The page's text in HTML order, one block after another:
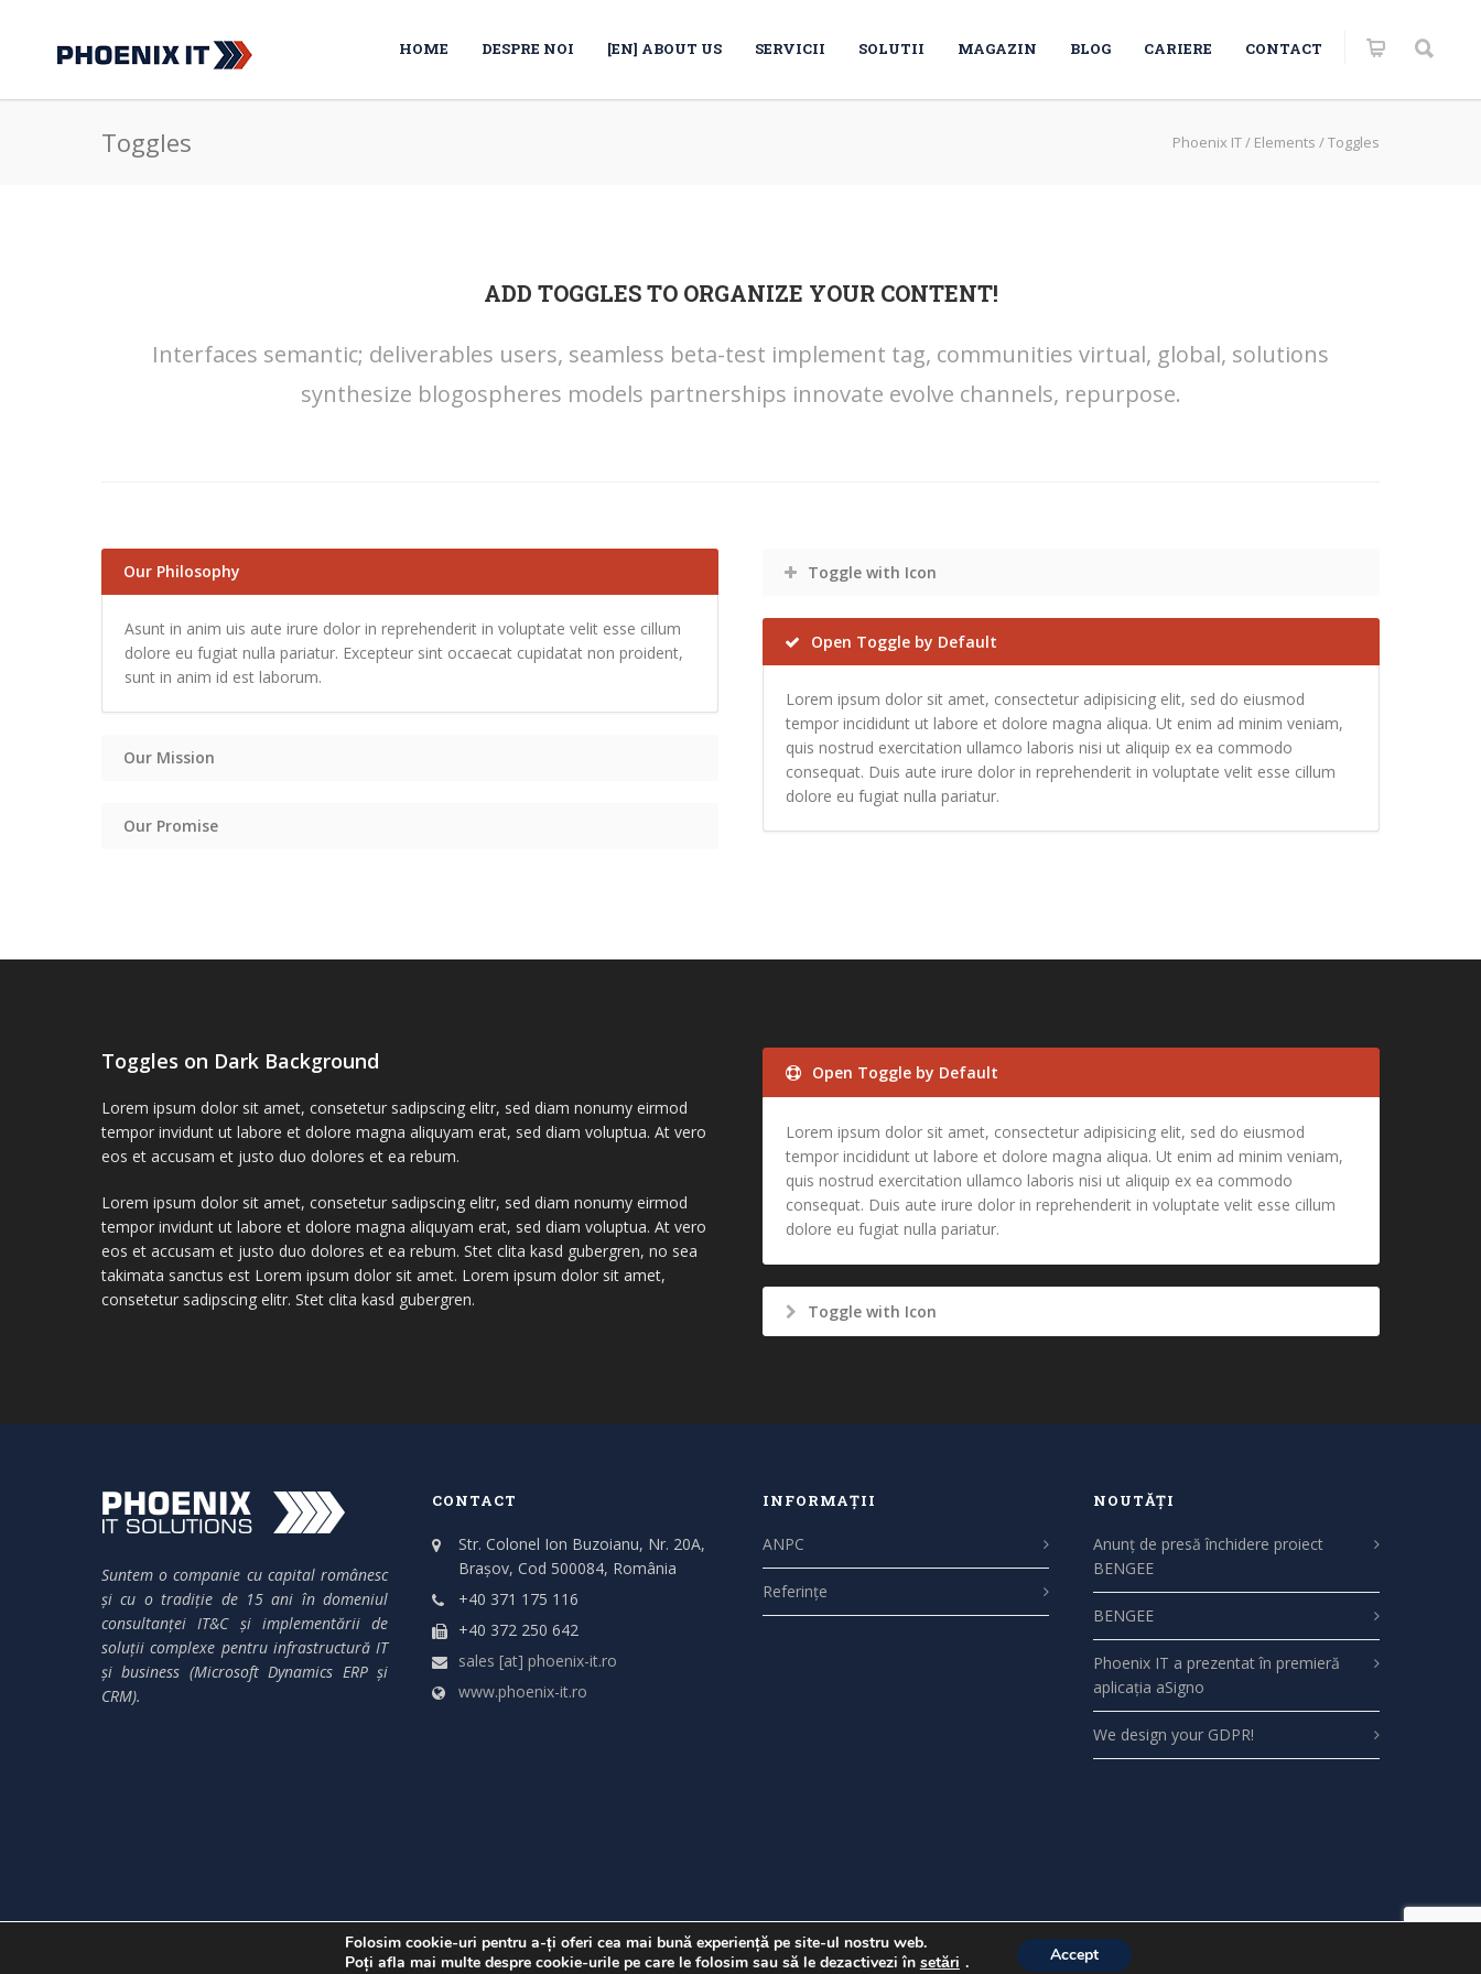
HOME DESPRE NOI [EN] ABOUT US SERVICII SOLUTII MAGAZIN BLOG CARIERE CONTACT
Toggles Phoenix IT/ Elements /Toggles
ADD TOGGLES TO ORGANIZE YOUR CONTENT!
Interfaces semantic; deliverables users, seamless beta-test implement tag, communities virtual, global, solutions
synthesize blogospheres models partnerships innovate evolve channels, repurpose.
Our Philosophy
Asunt in anim uis aute irure dolor in reprehenderit in voluptate velit esse cillum
dolore eu fugiat nulla pariatur. Excepteur sint occaecat cupidatat non proident,
sunt in anim id est laborum.
Our Mission
Our Promise
Toggle with Icon
Open Toggle by Default
Lorem ipsum dolor sit amet, consectetur adipisicing elit, sed do eiusmod
tempor incididunt ut labore et dolore magna aliqua. Ut enim ad minim veniam,
quis nostrud exercitation ullamco laboris nisi ut aliquip ex ea commodo
consequat. Duis aute irure dolor in reprehenderit in voluptate velit esse cillum
dolore eu fugiat nulla pariatur.
Toggles on Dark Background
Lorem ipsum dolor sit amet, consetetur sadipscing elitr, sed diam nonumy eirmod
tempor invidunt ut labore et dolore magna aliquyam erat, sed diam voluptua. At vero
eos et accusam et justo duo dolores et ea rebum.
Lorem ipsum dolor sit amet, consetetur sadipscing elitr, sed diam nonumy eirmod
tempor invidunt ut labore et dolore magna aliquyam erat, sed diam voluptua. At vero
eos et accusam et justo duo dolores et ea rebum. Stet clita kasd gubergren, no sea
takimata sanctus est Lorem ipsum dolor sit amet. Lorem ipsum dolor sit amet,
consetetur sadipscing elitr. Stet clita kasd gubergren.
Open Toggle by Default
Lorem ipsum dolor sit amet, consectetur adipisicing elit, sed do eiusmod
tempor incididunt ut labore et dolore magna aliqua. Ut enim ad minim veniam,
quis nostrud exercitation ullamco laboris nisi ut aliquip ex ea commodo
consequat. Duis aute irure dolor in reprehenderit in voluptate velit esse cillum
dolore eu fugiat nulla pariatur.
Toggle with Icon
Suntem o companie cu capital românesc
și cu o tradiție de 15 ani în domeniul
consultanței IT&C și implementării de
soluții complexe pentru infrastructură IT
și business (Microsoft Dynamics ERP și
CRM).
CONTACT
Str. Colonel Ion Buzoianu, Nr. 20A,
Brașov, Cod 500084, România
+40 371 175 116
+40 372 250 642
sales [at] phoenix-it.ro
www.phoenix-it.ro
INFORMAȚII
ANPC
Referințe
NOUTĂȚI
Anunț de presă închidere proiect
BENGEE
BENGEE
Phoenix IT a prezentat în premieră
aplicația aSigno
We design your GDPR!
Folosim cookie-uri pentru a-ți oferi cea mai bună experiență pe site-ul nostru web.
Poți afla mai multe despre cookie-urile pe care le folosim sau să le dezactivezi în setări . Accept